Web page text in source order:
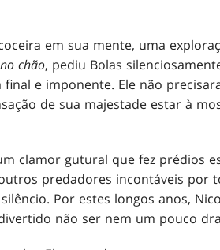
em sua mente, uma
chão, pediu Bolas
e imponente. Ele não
de sua majestade estar à
clamor gutural que fez prédios
predadores incontáveis por
Por estes longos anos,
não ser nem um pouco